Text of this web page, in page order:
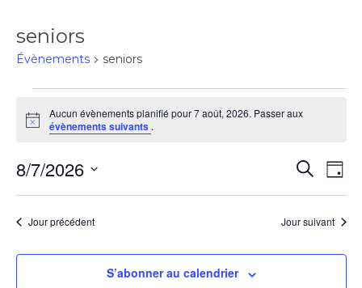
seniors
Évènements seniors
Notice
Aucun évènements planifié pour 7 août, 2026. Passer aux
évènements suivants .
et de
Jour
8/7/2026
Sélectionnez
Jour précédent Jour suivant
S’abonner au calendrier